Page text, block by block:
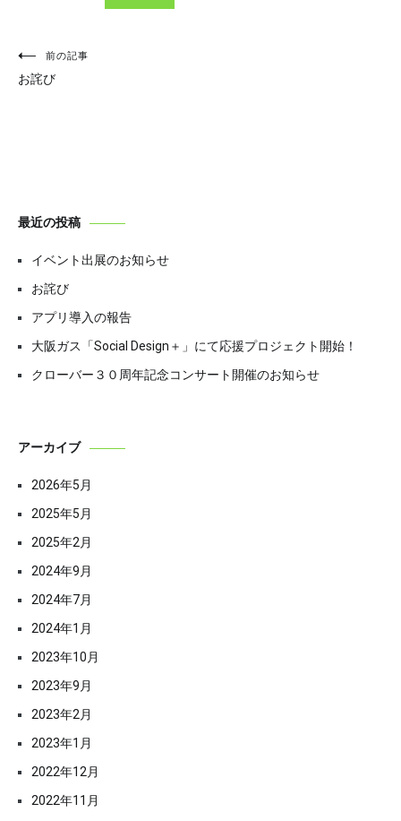
投
稿
ー
シ
ョ
ン
前の記事
お詫び
最近の投稿
イベント出展のお知らせ
お詫び
アプリ導入の報告
大阪ガス「Social Design＋」にて応援プロジェクト開始！
クローバー３０周年記念コンサート開催のお知らせ
アーカイブ
2026年5月
2025年5月
2025年2月
2024年9月
2024年7月
2024年1月
2023年10月
2023年9月
2023年2月
2023年1月
2022年12月
2022年11月